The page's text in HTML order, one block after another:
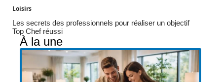
Loisirs
Les secrets des professionnels pour réaliser un objectif
Top Chef réussi
À la une